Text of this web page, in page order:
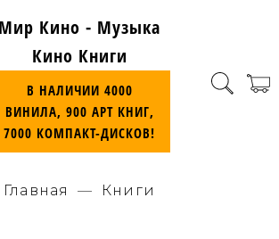
Мир Кино - Музыка
Кино Книги
В НАЛИЧИИ 4000
ВИНИЛА, 900 АРТ КНИГ,
7000 КОМПАКТ-ДИСКОВ!
Главная Книги